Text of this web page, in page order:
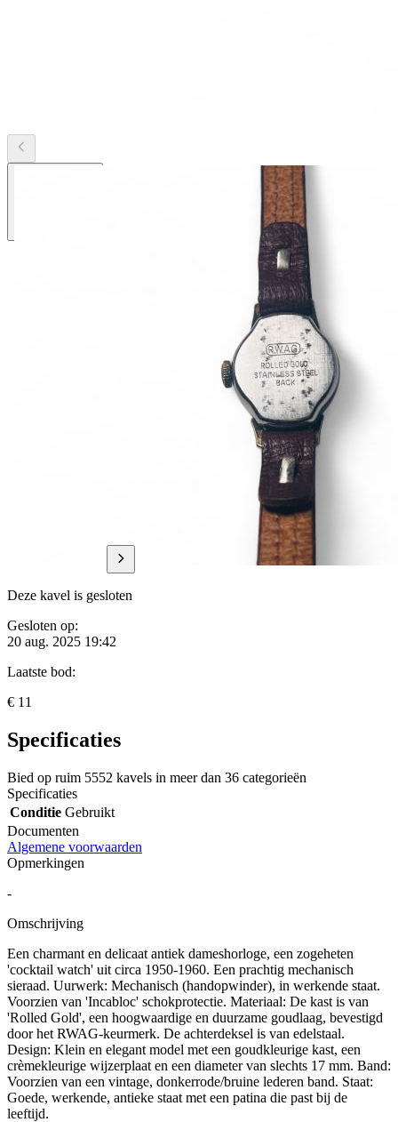
Deze kavel is gesloten
Gesloten op:
20 aug. 2025 19:42
Laatste bod:
€ 11
Specificaties
Bied op ruim 5552 kavels in meer dan 36 categorieën
Specificaties
Conditie Gebruikt
Documenten
Algemene voorwaarden
Opmerkingen
-
Omschrijving
Een charmant en delicaat antiek dameshorloge, een zogeheten
'cocktail watch' uit circa 1950-1960. Een prachtig mechanisch
sieraad. Uurwerk: Mechanisch (handopwinder), in werkende staat.
Voorzien van 'Incabloc' schokprotectie. Materiaal: De kast is van
'Rolled Gold', een hoogwaardige en duurzame goudlaag, bevestigd
door het RWAG-keurmerk. De achterdeksel is van edelstaal.
Design: Klein en elegant model met een goudkleurige kast, een
crèmekleurige wijzerplaat en een diameter van slechts 17 mm. Band:
Voorzien van een vintage, donkerrode/bruine lederen band. Staat:
Goede, werkende, antieke staat met een patina die past bij de
leeftijd.